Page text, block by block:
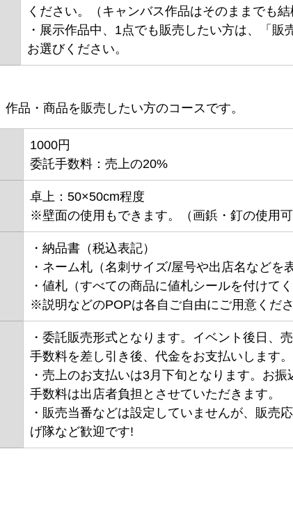
ください。（キャンバス作品はそのままでも結
・展示作品中、1点でも販売したい方は、「販
お選びください。
作品・商品を販売したい方のコースです。
1000円
委託手数料：売上の20%
卓上：50×50cm程度
※壁面の使用もできます。（画鋲・釘の使用可
・納品書（税込表記）
・ネーム札（名刺サイズ/屋号や出店名などを
・値札（すべての商品に値札シールを付けてく
※説明などのPOPは各自ご自由にご用意くださ
・委託販売形式となります。イベント後日、
手数料を差し引き後、代金をお支払いします。
・売上のお支払いは3月下旬となります。お振
手数料は出店者負担とさせていただきます。
・販売当番などは設定していませんが、販売
げ隊など歓迎です!